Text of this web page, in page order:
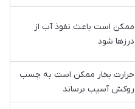
ممکن است باعث نفوذ آب از
درزها شود
حرارت بخار ممکن است به چسب
روکش آسیب برساند